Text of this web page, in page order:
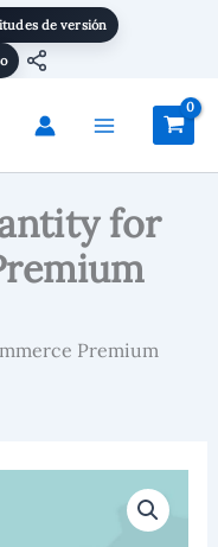
de versión
for
Premium